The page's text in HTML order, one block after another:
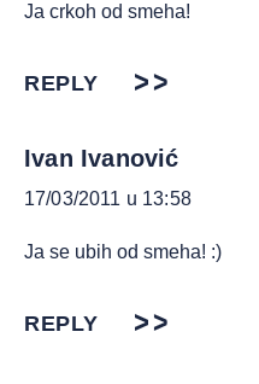
Ja crkoh od smeha!
REPLY
Ivan Ivanović
17/03/2011 u 13:58
Ja se ubih od smeha! :)
REPLY